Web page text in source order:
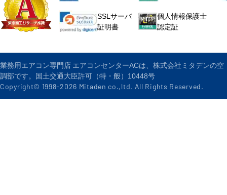
SSLサーバ
証明書
個人情報保護士
認定証
業務用エアコン専門店 エアコンセンターACは、株式会社ミタデンの空
調部です。国土交通大臣許可（特・般）10448号
Copyright© 1998-2026 Mitaden co.,ltd. All Rights Reserved.